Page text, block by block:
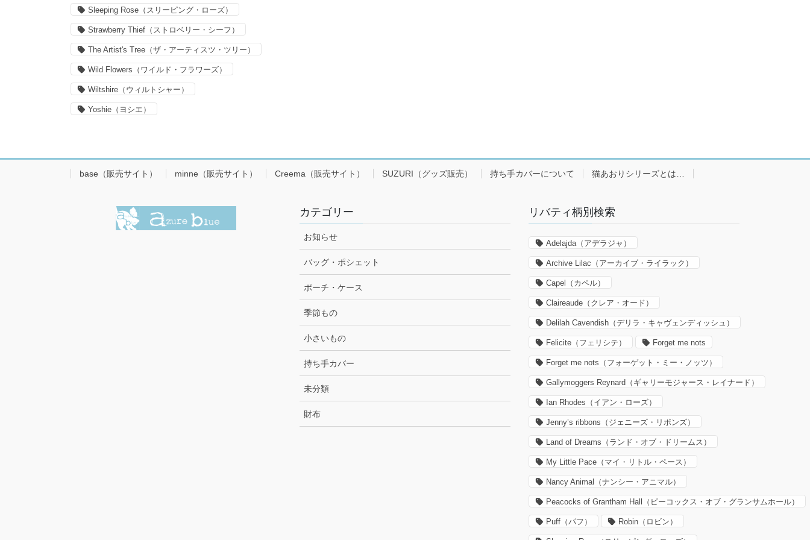
Sleeping Rose（スリーピング・ローズ）
Strawberry Thief（ストロベリー・シーフ）
The Artist's Tree（ザ・アーティスツ・ツリー）
Wild Flowers（ワイルド・フラワーズ）
Wiltshire（ウィルトシャー）
Yoshie（ヨシエ）
base（販売サイト） minne（販売サイト） Creema（販売サイト） SUZURI（グッズ販売） 持ち手カバーについて 猫あおりシリーズとは…
カテゴリー
お知らせ
バッグ・ポシェット
ポーチ・ケース
季節もの
小さいもの
持ち手カバー
未分類
財布
リバティ柄別検索
Adelajda（アデラジャ）
Archive Lilac（アーカイブ・ライラック）
Capel（カペル）
Claireaude（クレア・オード）
Delilah Cavendish（デリラ・キャヴェンディッシュ）
Felicite（フェリシテ） Forget me nots
Forget me nots（フォーゲット・ミー・ノッツ）
Gallymoggers Reynard（ギャリーモジャース・レイナード）
Ian Rhodes（イアン・ローズ）
Jenny’s ribbons（ジェニーズ・リボンズ）
Land of Dreams（ランド・オブ・ドリームス）
My Little Pace（マイ・リトル・ペース）
Nancy Animal（ナンシー・アニマル）
Peacocks of Grantham Hall（ピーコックス・オブ・グランサムホール）
Puff（パフ） Robin（ロビン）